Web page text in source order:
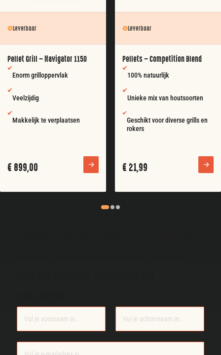
Leverbaar
Pellet Grill – Navigator 1150
Enorm grilloppervlak
Veelzijdig
Makkelijk te verplaatsen
€ 899,00
Leverbaar
Pellets – Competition Blend
100% natuurlijk
Unieke mix van houtsoorten
Geschikt voor diverse grills en
rokers
€ 21,99
Section